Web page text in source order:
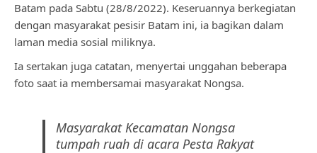
Batam pada Sabtu (28/8/2022). Keseruannya berkegiatan
dengan masyarakat pesisir Batam ini, ia bagikan dalam
laman media sosial miliknya.
Ia sertakan juga catatan, menyertai unggahan beberapa
foto saat ia membersamai masyarakat Nongsa.
Masyarakat Kecamatan Nongsa
tumpah ruah di acara Pesta Rakyat